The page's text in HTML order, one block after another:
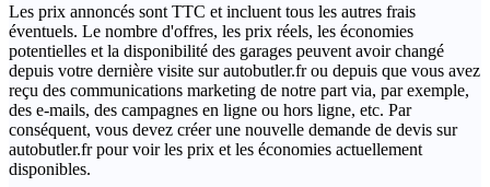
Les prix annoncés sont TTC et incluent tous les autres frais
éventuels. Le nombre d'offres, les prix réels, les économies
potentielles et la disponibilité des garages peuvent avoir changé
depuis votre dernière visite sur autobutler.fr ou depuis que vous avez
reçu des communications marketing de notre part via, par exemple,
des e-mails, des campagnes en ligne ou hors ligne, etc. Par
conséquent, vous devez créer une nouvelle demande de devis sur
autobutler.fr pour voir les prix et les économies actuellement
disponibles.